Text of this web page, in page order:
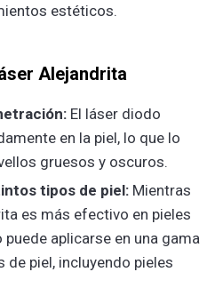
estéticos.
Alejandrita
El láser diodo
en la piel, lo que lo
gruesos y oscuros.
tipos de piel: Mientras
es más efectivo en pieles
aplicarse en una gama
de piel, incluyendo pieles